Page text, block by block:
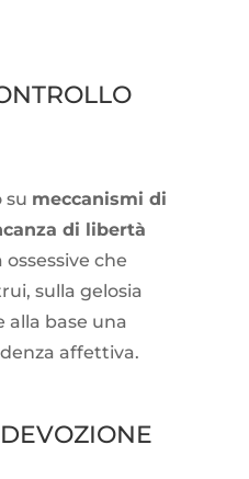
su meccanismi di
di libertà
che
sulla gelosia
alla base una
affettiva.